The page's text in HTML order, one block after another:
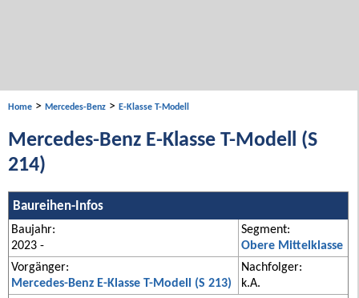
Home > Mercedes-Benz > E-Klasse T-Modell
Mercedes-Benz E-Klasse T-Modell (S
214)
Baureihen-Infos
Baujahr:
2023 -
Segment:
Obere Mittelklasse
Vorgänger:
Mercedes-Benz E-Klasse T-Modell (S 213)
Nachfolger:
k.A.